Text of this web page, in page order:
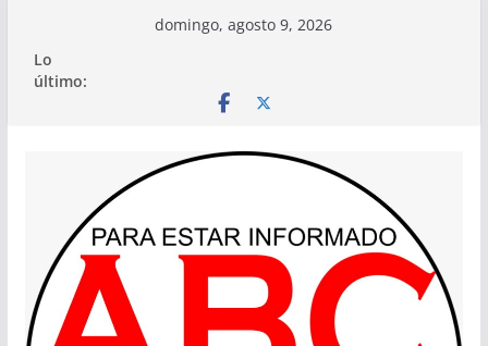
contenido
domingo, agosto 9, 2026
Lo
último: